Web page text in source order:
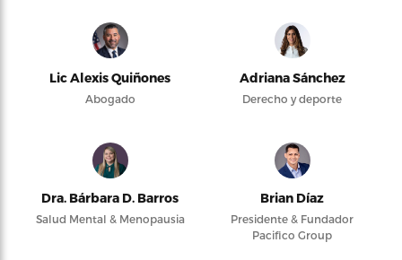
Lic Alexis Quiñones
Abogado
Adriana Sánchez
Derecho y deporte
Dra. Bárbara D. Barros
Salud Mental & Menopausia
Brian Díaz
Presidente & Fundador
Pacifico Group